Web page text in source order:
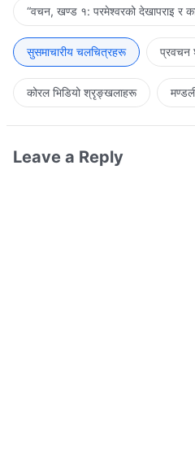
“वचन, खण्ड १: परमेश्‍वरको देखापराइ र
सुसमाचारीय चलचित्रहरू प्रवचन
कोरल भिडियो श्रृङ्खलाहरू
Leave a Reply